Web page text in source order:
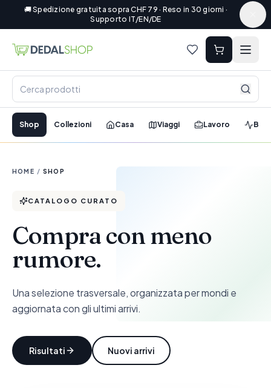
🚚 Spedizione gratuita sopra CHF 79 · Reso in 30 giorni ·
Supporto IT/EN/DE
Shop Collezioni Casa Viaggi Lavoro
HOME / SHOP
CATALOGO CURATO
Compra con meno
rumore.
Una selezione trasversale, organizzata per mondi e
aggiornata con gli ultimi arrivi.
Risultati Nuovi arrivi